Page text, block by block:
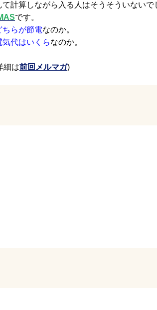
計算しながら入る人はそうそういないで
です。
ちらが節電なのか。
気代はいくらなのか。
細は前回メルマガ)